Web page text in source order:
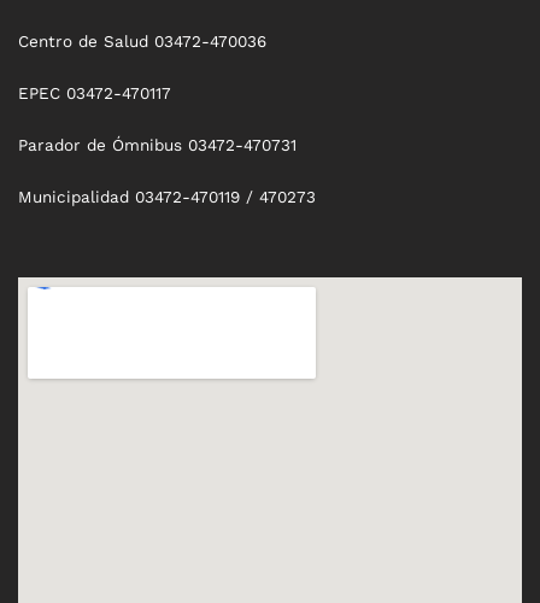
Centro de Salud 03472-470036
EPEC 03472-470117
Parador de Ómnibus 03472-470731
Municipalidad 03472-470119 / 470273